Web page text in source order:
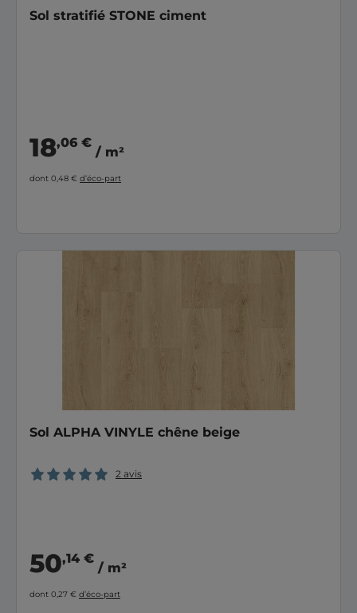
Sol stratifié STONE ciment
18,06 €
/ m²
dont 0,48 € d’éco-part
Sol ALPHA VINYLE chêne beige
2 avis
50,14 €
/ m²
dont 0,27 € d’éco-part